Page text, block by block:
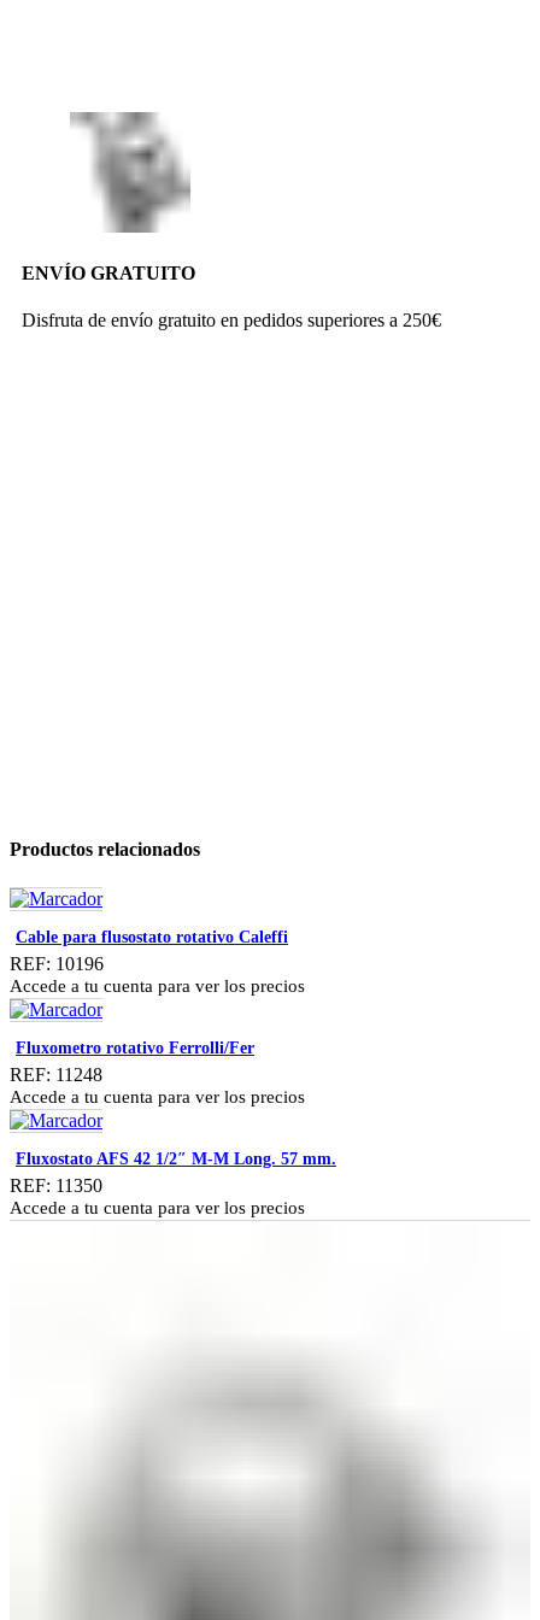
ENVÍO GRATUITO
Disfruta de envío gratuito en pedidos superiores a 250€
Productos relacionados
Cable para flusostato rotativo Caleffi
REF: 10196
Accede a tu cuenta para ver los precios
Fluxometro rotativo Ferrolli/Fer
REF: 11248
Accede a tu cuenta para ver los precios
Fluxostato AFS 42 1/2″ M-M Long. 57 mm.
REF: 11350
Accede a tu cuenta para ver los precios